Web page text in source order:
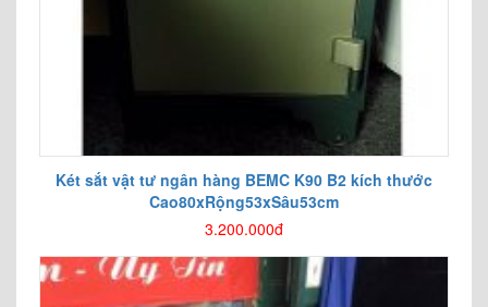
Két sắt vật tư ngân hàng BEMC K90 B2 kích thước
Cao80xRộng53xSâu53cm
3.200.000đ